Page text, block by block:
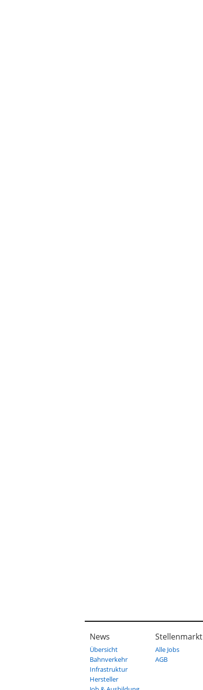
News
Übersicht
Bahnverkehr
Infrastruktur
Hersteller
Stellenmarkt
Alle Jobs
AGB